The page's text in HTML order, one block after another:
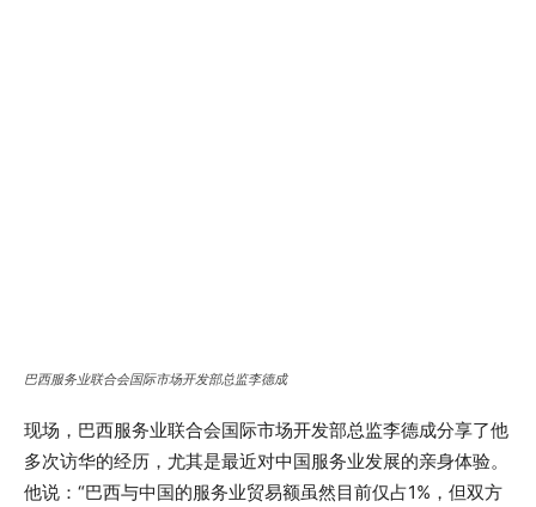
巴西服务业联合会国际市场开发部总监李德成
现场，巴西服务业联合会国际市场开发部总监李德成分享了他
多次访华的经历，尤其是最近对中国服务业发展的亲身体验。
他说：“巴西与中国的服务业贸易额虽然目前仅占1%，但双方